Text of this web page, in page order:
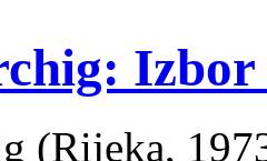
Izbor
(Rijeka,